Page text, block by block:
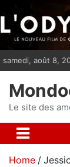
i
p
n
samedi, août 8,
Le site des
Home